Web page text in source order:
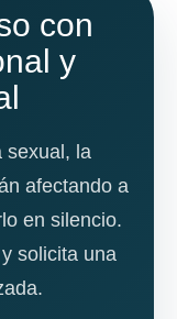
con
y
sexual, la
afectando a
en silencio.
y solicita una